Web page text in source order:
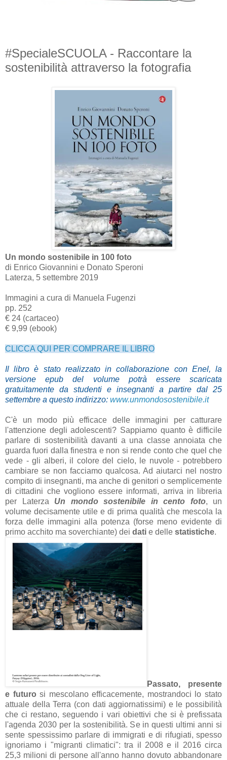
#SpecialeSCUOLA - Raccontare la
sostenibilità attraverso la fotografia
Un mondo sostenibile in 100 foto
di Enrico Giovannini e Donato Speroni
Laterza, 5 settembre 2019
Immagini a cura di Manuela Fugenzi
pp. 252
€ 24 (cartaceo)
€ 9,99 (ebook)
CLICCA QUI PER COMPRARE IL LIBRO
Il libro è stato realizzato in collaborazione con Enel, la
versione epub del volume potrà essere scaricata
gratuitamente da studenti e insegnanti a partire dal 25
settembre a questo indirizzo: www.unmondosostenibile.it
C'è un modo più efficace delle immagini per catturare
l'attenzione degli adolescenti? Sappiamo quanto è difficile
parlare di sostenibilità davanti a una classe annoiata che
guarda fuori dalla finestra e non si rende conto che quel che
vede - gli alberi, il colore del cielo, le nuvole - potrebbero
cambiare se non facciamo qualcosa. Ad aiutarci nel nostro
compito di insegnanti, ma anche di genitori o semplicemente
di cittadini che vogliono essere informati, arriva in libreria
per Laterza Un mondo sostenibile in cento foto, un
volume decisamente utile e di prima qualità che mescola la
forza delle immagini alla potenza (forse meno evidente di
primo acchito ma soverchiante) dei dati e delle statistiche.
Passato, presente
e futuro si mescolano efficacemente, mostrandoci lo stato
attuale della Terra (con dati aggiornatissimi) e le possibilità
che ci restano, seguendo i vari obiettivi che si è prefissata
l'agenda 2030 per la sostenibilità. Se in questi ultimi anni si
sente spessissimo parlare di immigrati e di rifugiati, spesso
ignoriamo i "migranti climatici": tra il 2008 e il 2016 circa
25,3 milioni di persone all'anno hanno dovuto abbandonare